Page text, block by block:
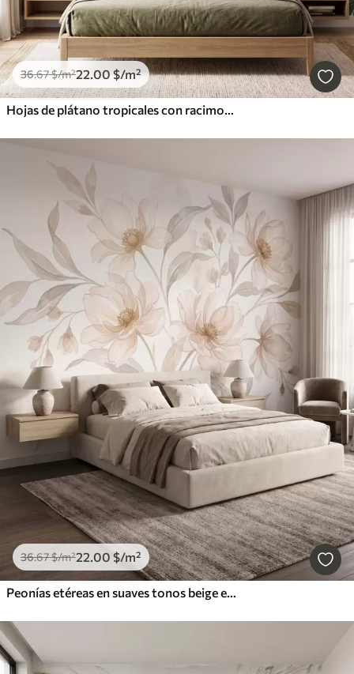
36.67$/m²22 .00 $/m²
36.67$/m²22 .00 $/m²